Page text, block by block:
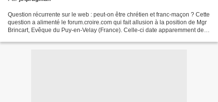
Question récurrente sur le web : peut-on être chrétien et franc-maçon ? Cette
question a alimenté le forum.croire.com qui fait allusion à la position de Mgr
Brincart, Evêque du Puy-en-Velay (France). Celle-ci date apparemment de